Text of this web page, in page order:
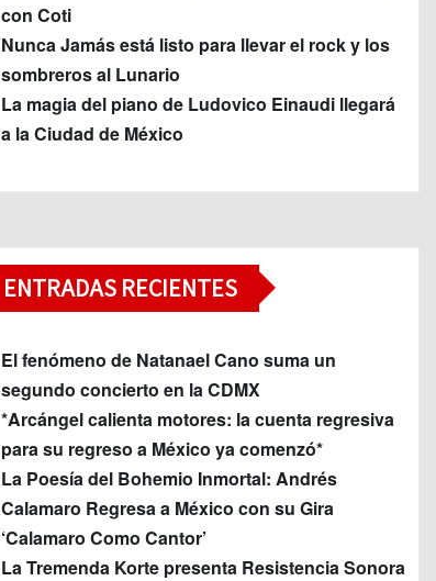
con Coti
Nunca Jamás está listo para llevar el rock y los
sombreros al Lunario
La magia del piano de Ludovico Einaudi llegará
a la Ciudad de México
ENTRADAS RECIENTES
El fenómeno de Natanael Cano suma un
segundo concierto en la CDMX
*Arcángel calienta motores: la cuenta regresiva
para su regreso a México ya comenzó*
La Poesía del Bohemio Inmortal: Andrés
Calamaro Regresa a México con su Gira
‘Calamaro Como Cantor’
La Tremenda Korte presenta Resistencia Sonora